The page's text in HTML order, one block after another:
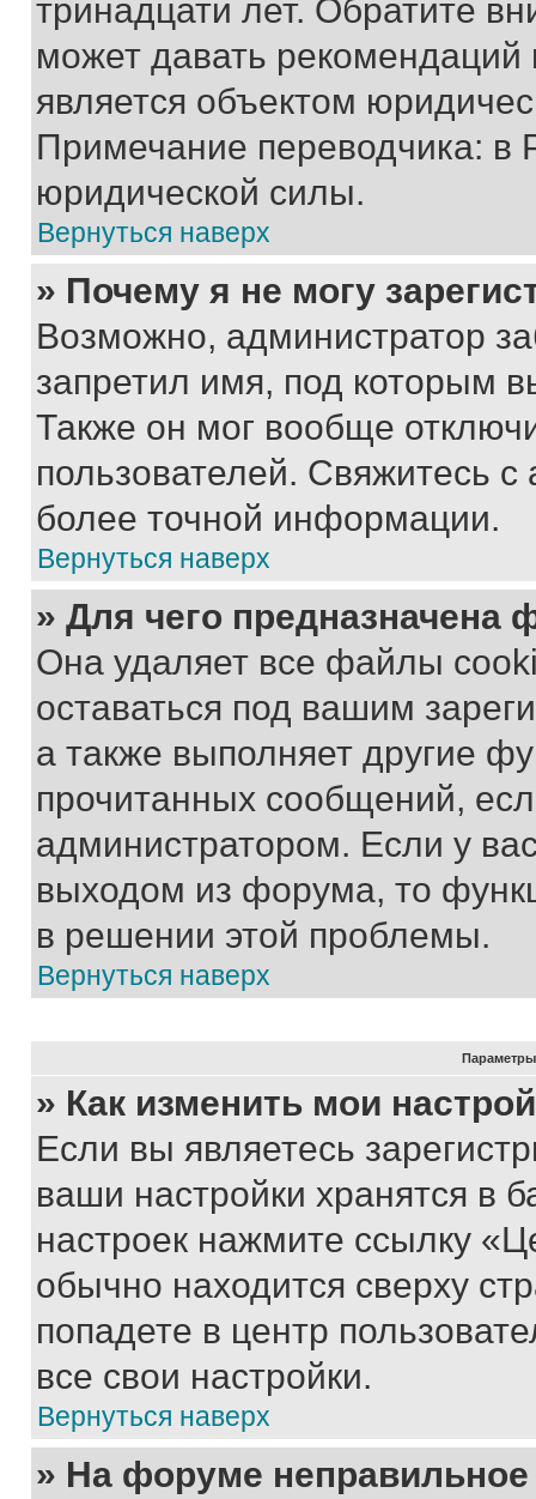
тринадцати лет. Обратите
может давать
является объектом
Примечание переводчика: в
юридической силы.
Вернуться наверх
» Почему я не могу
Возможно, администратор
запретил имя, под которым
Также он мог вообще
пользователей. Свяжитесь
более точной информации.
Вернуться наверх
» Для чего предназначена
Она удаляет все файлы
оставаться под вашим
а также выполняет другие
прочитанных сообщений,
администратором. Если у
выходом из форума, то
в решении этой проблемы.
Вернуться наверх
Параметры
» Как изменить мои
Если вы являетесь
ваши настройки хранятся в
настроек нажмите ссылку
обычно находится сверху
попадете в центр
все свои настройки.
Вернуться наверх
» На форуме